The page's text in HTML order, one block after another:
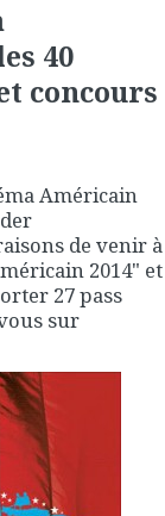
40
concours
Américain
de venir à
2014" et
27 pass
sur